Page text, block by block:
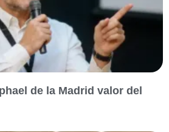
de la Madrid valor del